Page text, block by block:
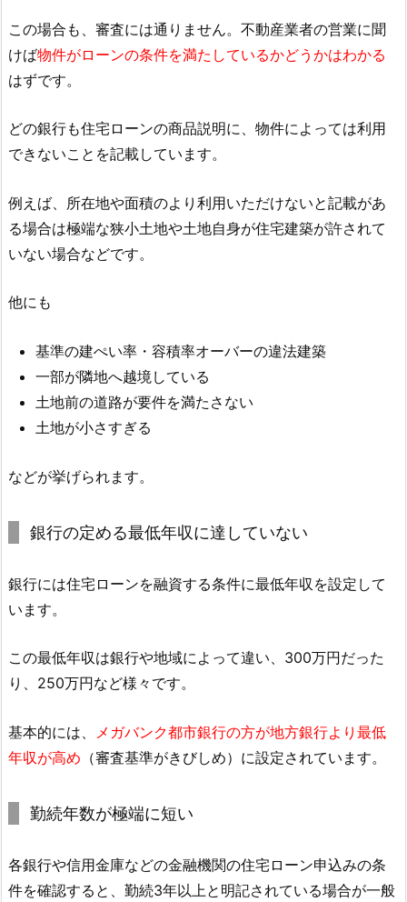
この場合も、審査には通りません。不動産業者の営業に聞
けば物件がローンの条件を満たしているかどうかはわかる
はずです。
どの銀行も住宅ローンの商品説明に、物件によっては利用
できないことを記載しています。
例えば、所在地や面積のより利用いただけないと記載があ
る場合は極端な狭小土地や土地自身が住宅建築が許されて
いない場合などです。
他にも
基準の建ぺい率・容積率オーバーの違法建築
一部が隣地へ越境している
土地前の道路が要件を満たさない
土地が小さすぎる
などが挙げられます。
銀行の定める最低年収に達していない
銀行には住宅ローンを融資する条件に最低年収を設定して
います。
この最低年収は銀行や地域によって違い、300万円だった
り、250万円など様々です。
基本的には、
メガバンク都市銀行の方が地方銀行より最低
年収が高め （審査基準がきびしめ）に設定されています。
勤続年数が極端に短い
各銀行や信用金庫などの金融機関の住宅ローン申込みの条
件を確認すると、勤続3年以上と明記されている場合が一般